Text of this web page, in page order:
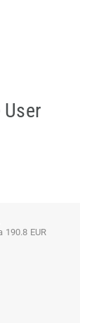
User
EUR